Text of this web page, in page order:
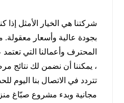
شركتنا هي الخيار الأمثل
بجودة عالية وأسعار معقولة.
المحترف وأعمالنا التي
، يمكننا أن نضمن لك نتائج
تتردد في الاتصال بنا اليوم
مجانية وبدء مشروع صبّاغ